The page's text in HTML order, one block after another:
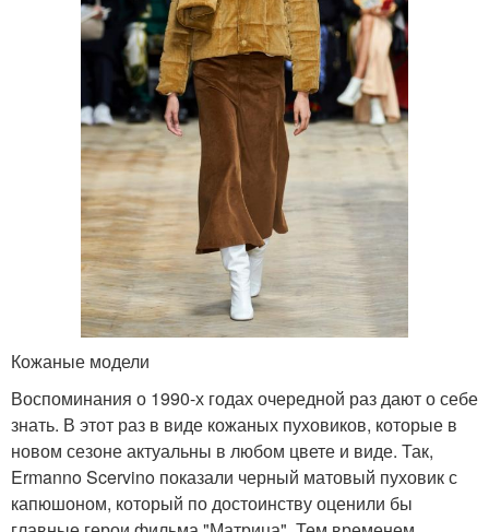
Кожаные модели
Воспоминания о 1990-х годах очередной раз дают о себе
знать. В этот раз в виде кожаных пуховиков, которые в
новом сезоне актуальны в любом цвете и виде. Так,
Ermanno Scervino показали черный матовый пуховик с
капюшоном, который по достоинству оценили бы